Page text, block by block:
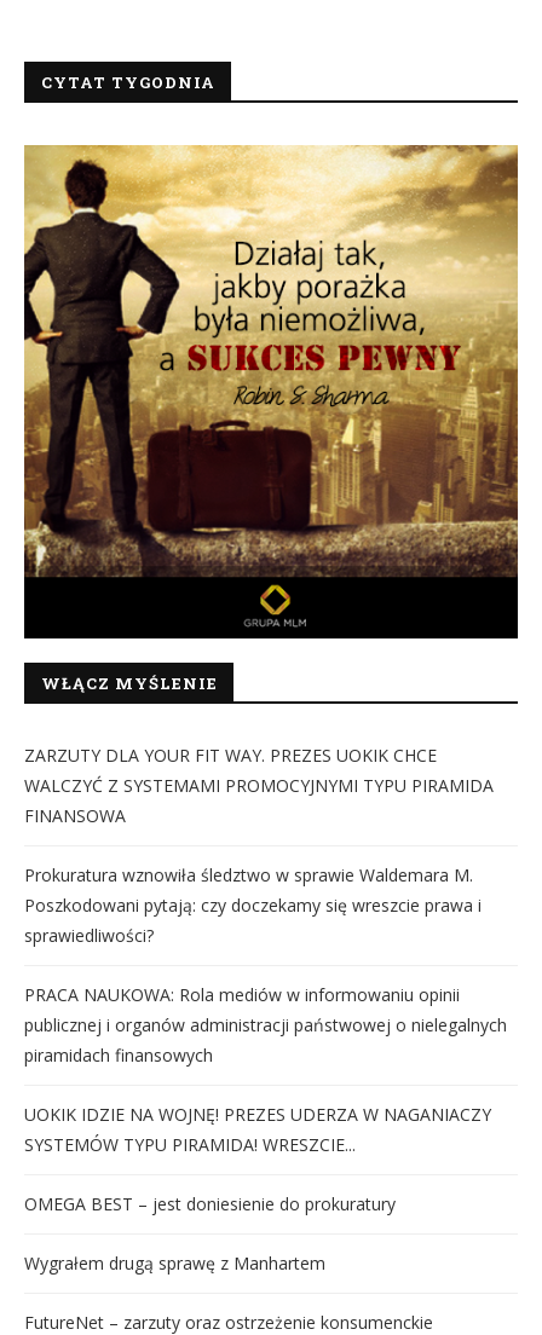
CYTAT TYGODNIA
WŁĄCZ MYŚLENIE
ZARZUTY DLA YOUR FIT WAY. PREZES UOKIK CHCE
WALCZYĆ Z SYSTEMAMI PROMOCYJNYMI TYPU PIRAMIDA
FINANSOWA
Prokuratura wznowiła śledztwo w sprawie Waldemara M.
Poszkodowani pytają: czy doczekamy się wreszcie prawa i
sprawiedliwości?
PRACA NAUKOWA: Rola mediów w informowaniu opinii
publicznej i organów administracji państwowej o nielegalnych
piramidach finansowych
UOKIK IDZIE NA WOJNĘ! PREZES UDERZA W NAGANIACZY
SYSTEMÓW TYPU PIRAMIDA! WRESZCIE...
OMEGA BEST – jest doniesienie do prokuratury
Wygrałem drugą sprawę z Manhartem
FutureNet – zarzuty oraz ostrzeżenie konsumenckie